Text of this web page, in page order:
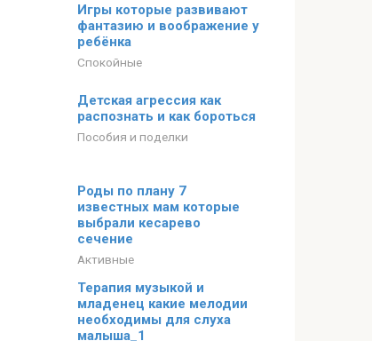
Игры которые развивают
фантазию и воображение у
ребёнка
Спокойные
Детская агрессия как
распознать и как бороться
Пособия и поделки
Роды по плану 7
известных мам которые
выбрали кесарево
сечение
Активные
Терапия музыкой и
младенец какие мелодии
необходимы для слуха
малыша_1